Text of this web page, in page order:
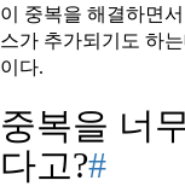
이 중복을 해결하면
스가 추가되기도 하
이다.
중복을 너
다고?#